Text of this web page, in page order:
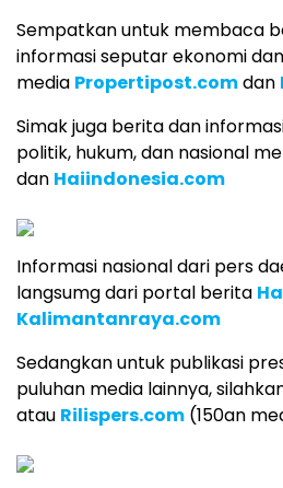
Sempatkan untuk membaca
informasi seputar ekonomi
media Propertipost.comdan
Simak juga berita dan
politik, hukum, dan nasional
dan Haiindonesia.com
Informasi nasional dari pers
langsumg dari portal berita
Kalimantanraya.com
Sedangkan untuk publikasi
puluhan media lainnya,
atau Rilispers.com (150an